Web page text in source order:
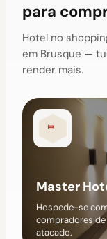
para
Hotel no
em Brusque —
render mais.
Master
Hospede-se
compradores de
atacado.